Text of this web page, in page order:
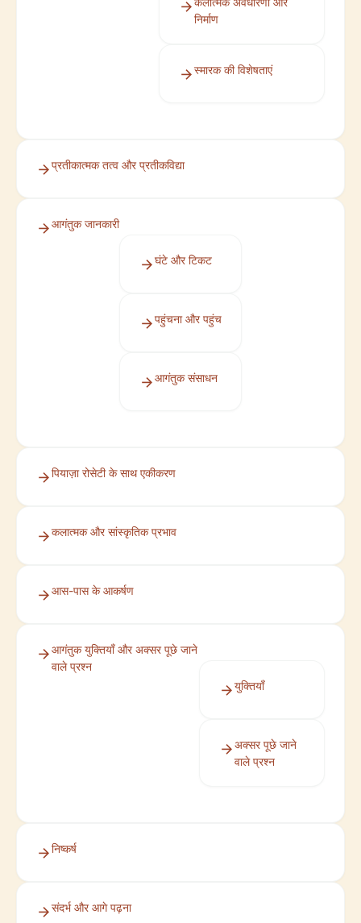
निर्माण
स्मारक की विशेषताएं
प्रतीकात्मक तत्व और प्रतीकविद्या
आगंतुक जानकारी
घंटे और टिकट
पहुंचना और पहुंच
आगंतुक संसाधन
पियाज़ा रोसेटी के साथ एकीकरण
कलात्मक और सांस्कृतिक प्रभाव
आस-पास के आकर्षण
आगंतुक युक्तियाँ और अक्सर पूछे जाने
वाले प्रश्न
युक्तियाँ
अक्सर पूछे जाने
वाले प्रश्न
निष्कर्ष
संदर्भ और आगे पढ़ना